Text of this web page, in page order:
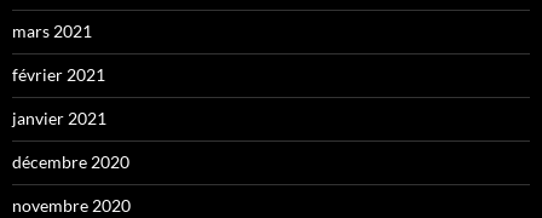
mars 2021
février 2021
janvier 2021
décembre 2020
novembre 2020